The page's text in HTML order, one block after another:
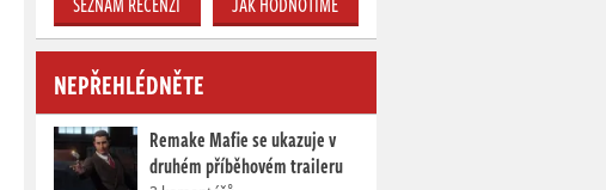
NEPŘEHLÉDNĚTE
Remake Mafie se ukazuje v
druhém příběhovém traileru